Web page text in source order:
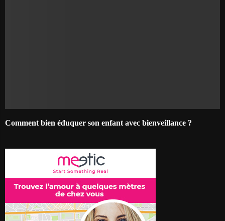
Comment bien éduquer son enfant avec bienveillance ?